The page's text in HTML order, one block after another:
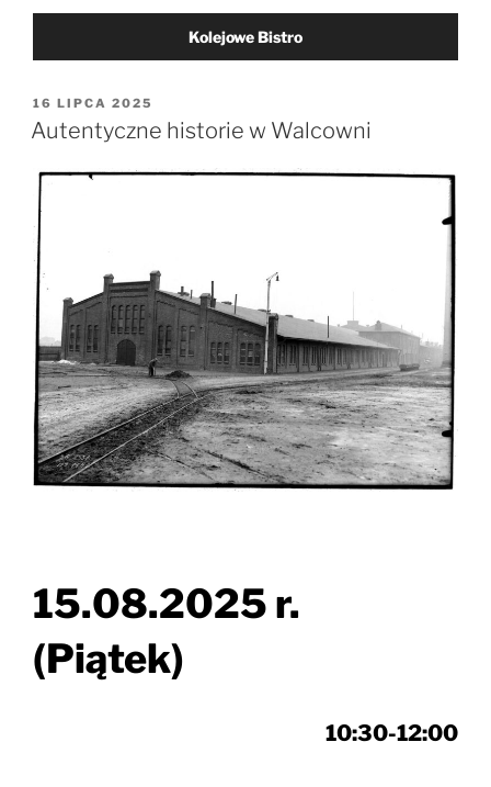
Kolejowe Bistro
OPUBLIKOWANE
W
16 LIPCA 2025
Autentyczne historie w Walcowni
15.08.2025 r.
(Piątek)
10:30-12:00